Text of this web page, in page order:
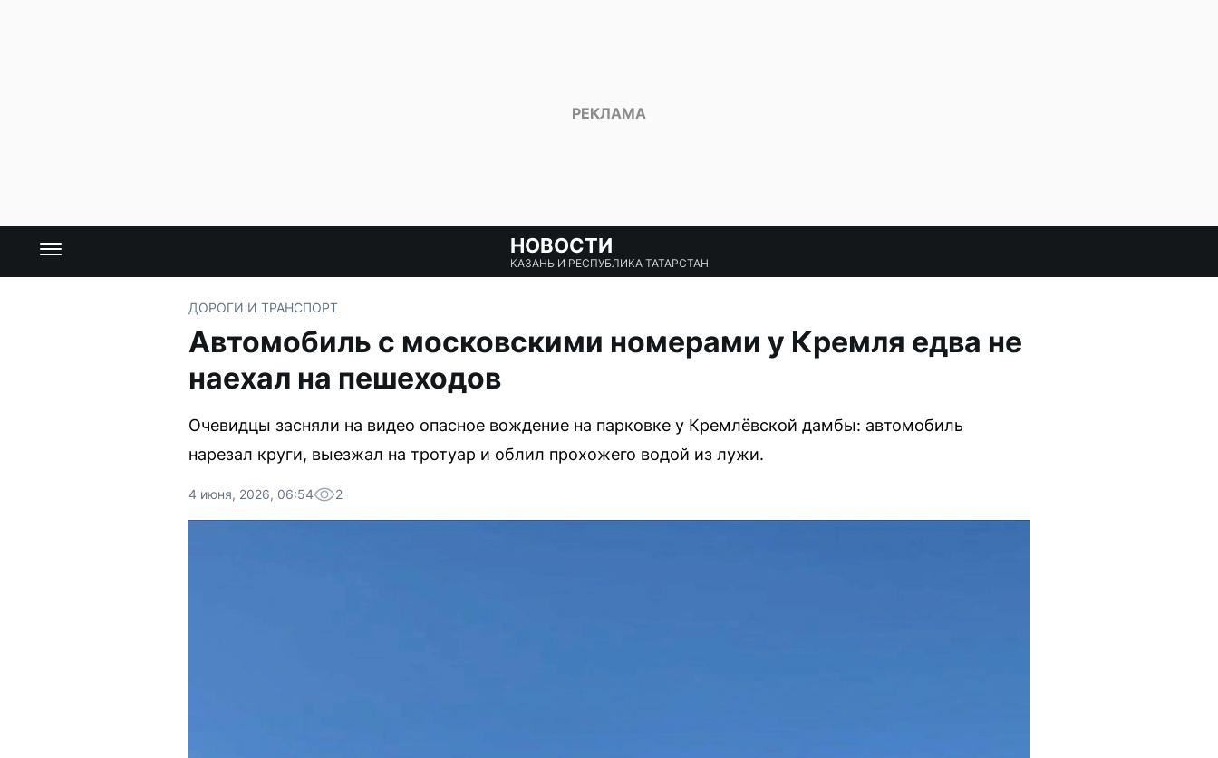
НОВОСТИ
КАЗАНЬ И РЕСПУБЛИКА ТАТАРСТАН
ДОРОГИ И ТРАНСПОРТ
Автомобиль с московскими номерами у Кремля едва не
наехал на пешеходов
Очевидцы засняли на видео опасное вождение на парковке у Кремлёвской дамбы: автомобиль
нарезал круги, выезжал на тротуар и облил прохожего водой из лужи.
4 июня, 2026, 06:54 2